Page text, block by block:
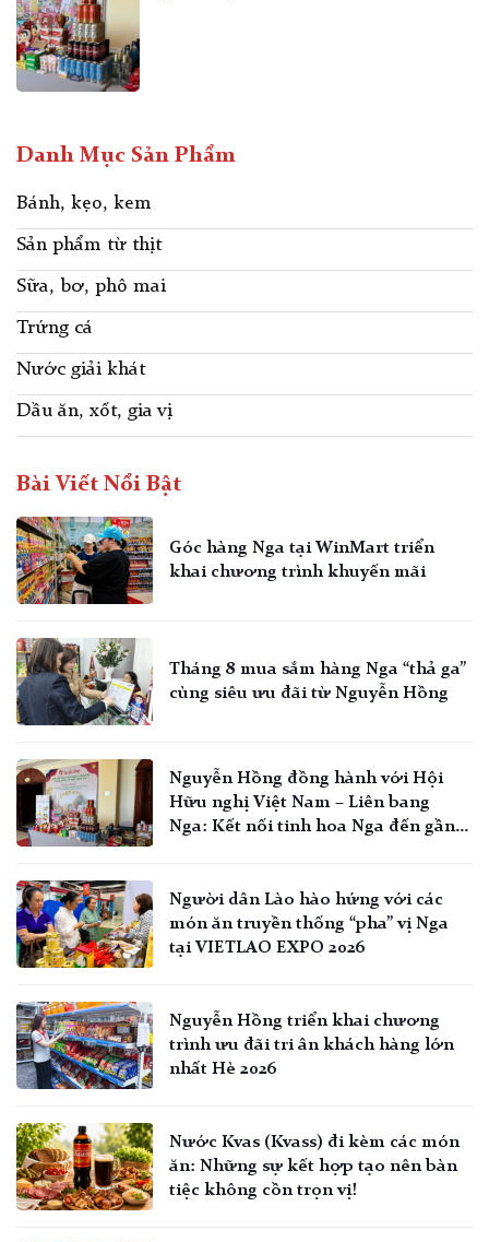
Danh Mục Sản Phẩm
Bánh, kẹo, kem
Sản phẩm từ thịt
Sữa, bơ, phô mai
Trứng cá
Nước giải khát
Dầu ăn, xốt, gia vị
Bài Viết Nổi Bật
Góc hàng Nga tại WinMart triển
khai chương trình khuyến mãi
Tháng 8 mua sắm hàng Nga “thả ga”
cùng siêu ưu đãi từ Nguyễn Hồng
Nguyễn Hồng đồng hành với Hội
Hữu nghị Việt Nam – Liên bang
Nga: Kết nối tinh hoa Nga đến gần
Người dân Lào hào hứng với các
món ăn truyền thống “pha” vị Nga
tại VIETLAO EXPO 2026
Nguyễn Hồng triển khai chương
trình ưu đãi tri ân khách hàng lớn
nhất Hè 2026
Nước Kvas (Kvass) đi kèm các món
ăn: Những sự kết hợp tạo nên bàn
tiệc không cồn trọn vị!